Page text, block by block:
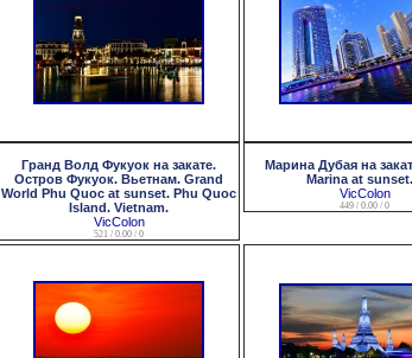
Гранд Волд Фукуок на закате.
Остров Фукуок. Вьетнам. Grand
World Phu Quoc at sunset. Phu Quoc
Island. Vietnam.
VicColon
521 / 0.00 / 0
Марина Дубая на
Marina at
VicColon
449 / 0.00 / 0